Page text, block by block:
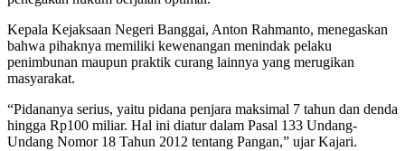
Kepala Kejaksaan Negeri Banggai, Anton Rahmanto, menegaskan
bahwa pihaknya memiliki kewenangan menindak pelaku
penimbunan maupun praktik curang lainnya yang merugikan
masyarakat.
“Pidananya serius, yaitu pidana penjara maksimal 7 tahun dan denda
hingga Rp100 miliar. Hal ini diatur dalam Pasal 133 Undang-
Undang Nomor 18 Tahun 2012 tentang Pangan,” ujar Kajari.